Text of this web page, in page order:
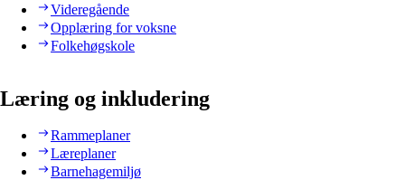
Videregående
Opplæring for voksne
Folkehøgskole
Læring og inkludering
Rammeplaner
Læreplaner
Barnehagemiljø